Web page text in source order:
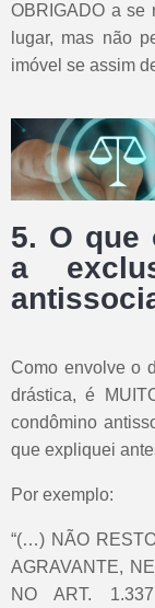
OBRIGADO a se
lugar, mas não
imóvel se assim
5. O que
a
Como envolve o
drástica, é
condômino
que expliquei
Por exemplo:
“(…) NÃO
AGRAVANTE,
NO ART.